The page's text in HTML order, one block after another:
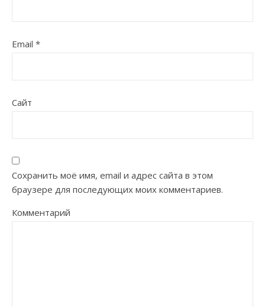
Email *
Сайт
Сохранить моё имя, email и адрес сайта в этом
браузере для последующих моих комментариев.
Комментарий